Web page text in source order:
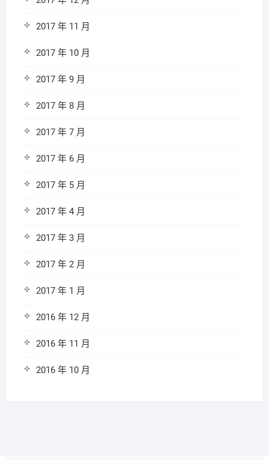
2017 年 11 月
2017 年 10 月
2017 年 9 月
2017 年 8 月
2017 年 7 月
2017 年 6 月
2017 年 5 月
2017 年 4 月
2017 年 3 月
2017 年 2 月
2017 年 1 月
2016 年 12 月
2016 年 11 月
2016 年 10 月